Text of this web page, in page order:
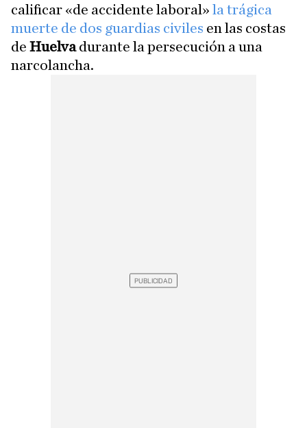
calificar «de accidente laboral» la trágica
muerte de dos guardias civiles en las costas
de Huelvadurante la persecución a una
narcolancha.